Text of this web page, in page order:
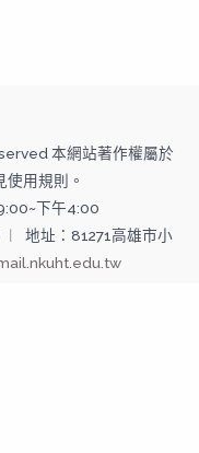
本網站著作權屬於
使用規則。
下午4:00
地址：81271高雄市小